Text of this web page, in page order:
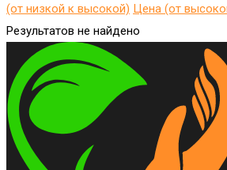
(от низкой к высокой) Цена (от
Результатов не найдено